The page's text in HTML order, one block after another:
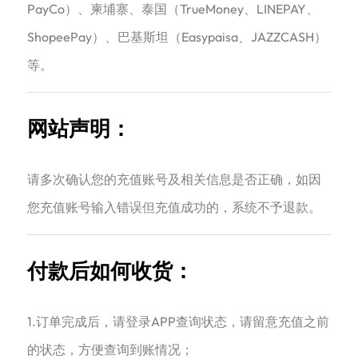
PayCo）、柬埔寨、泰国（TrueMoney、LINEPAY、
ShopeePay）、巴基斯坦（Easypaisa、JAZZCASH）
等。
网站声明：
请多次确认您的充值账号及相关信息是否正确，如因
您充值账号输入错误但充值成功的，系统不予退款。
付款后如何收货：
1.订单完成后，请登录APP查询状态，请留意充值之前
的状态，方便查询到账情况；